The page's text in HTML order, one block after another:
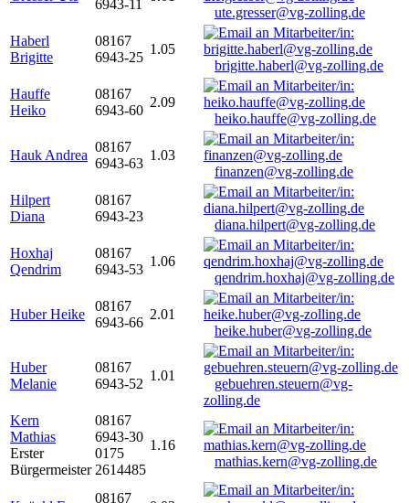
6943-11
ute.gresser@vg-zolling.de
Haberl
Brigitte
08167
6943-25
1.05
brigitte.haberl@vg-zolling.de
Hauffe
Heiko
08167
6943-60
2.09
heiko.hauffe@vg-zolling.de
Hauk Andrea
08167
6943-63
1.03
finanzen@vg-zolling.de
Hilpert
Diana
08167
6943-23
diana.hilpert@vg-zolling.de
Hoxhaj
Qendrim
08167
6943-53
1.06
qendrim.hoxhaj@vg-zolling.de
Huber Heike
08167
6943-66
2.01
heike.huber@vg-zolling.de
Huber
Melanie
08167
6943-52
1.01
gebuehren.steuern@vg-
zolling.de
Kern
Mathias
Erster
Bürgermeister
08167
6943-30
0175
2614485
1.16
mathias.kern@vg-zolling.de
08167